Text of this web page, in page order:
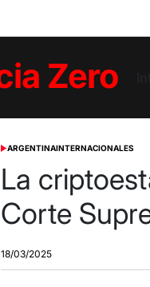
POSTED
ARGENTINAINTERNACIONALES
La
Corte
18/03/2025